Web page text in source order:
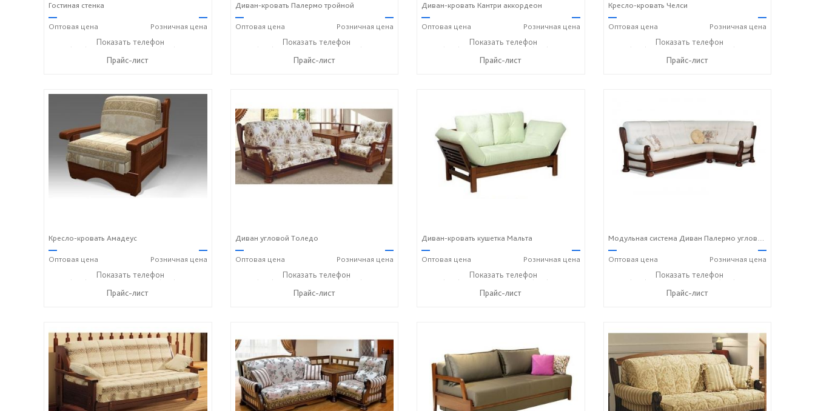
Гостиная стенка
—
Оптовая цена
—
Розничная цена
+7 (495) 357-13-00 ☎+7 (916) 406-57-50
Показать телефон
Прайс-лист
Диван-кровать Палермо тройной
—
Оптовая цена
—
Розничная цена
+7 (495) 357-13-00 ☎+7 (916) 406-57-50
Показать телефон
Прайс-лист
Диван-кровать Кантри аккордеон
—
Оптовая цена
—
Розничная цена
+7 (495) 357-13-00 ☎+7 (916) 406-57-50
Показать телефон
Прайс-лист
Кресло-кровать Челси
—
Оптовая цена
—
Розничная цена
+7 (495) 357-13-00 ☎+7 (916) 406-57-50
Показать телефон
Прайс-лист
Кресло-кровать Амадеус
—
Оптовая цена
—
Розничная цена
+7 (495) 357-13-00 ☎+7 (916) 406-57-50
Показать телефон
Прайс-лист
Диван угловой Толедо
—
Оптовая цена
—
Розничная цена
+7 (495) 357-13-00 ☎+7 (916) 406-57-50
Показать телефон
Прайс-лист
Диван-кровать кушетка Мальта
—
Оптовая цена
—
Розничная цена
+7 (495) 357-13-00 ☎+7 (916) 406-57-50
Показать телефон
Прайс-лист
Модульная система Диван Палермо угловой М
—
Оптовая цена
—
Розничная цена
+7 (495) 357-13-00 ☎+7 (916) 406-57-50
Показать телефон
Прайс-лист